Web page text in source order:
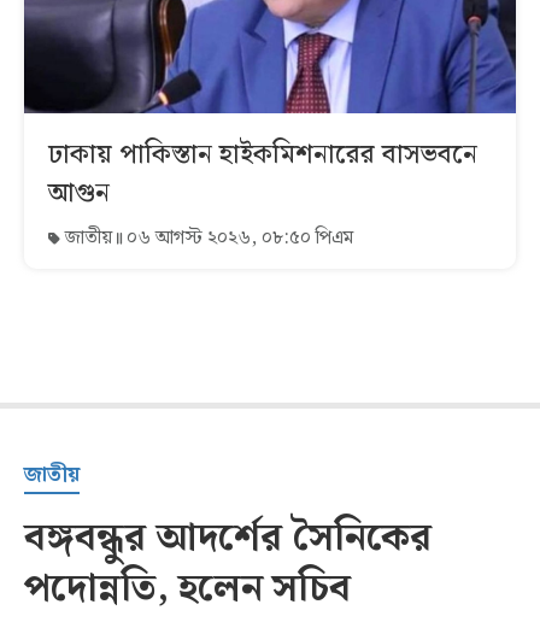
ঢাকায় পাকিস্তান হাইকমিশনারের বাসভবনে
আগুন
জাতীয় ০৬ আগস্ট ২০২৬, ০৮:৫০ পিএম
জাতীয়
বঙ্গবন্ধুর আদর্শের সৈনিকের
পদোন্নতি, হলেন সচিব